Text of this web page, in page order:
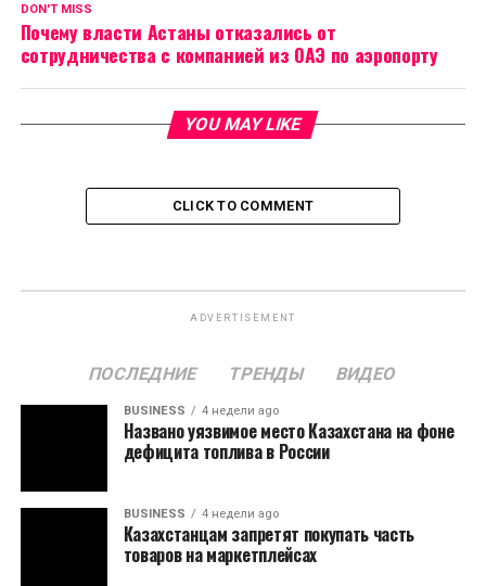
DON'T MISS
Почему власти Астаны отказались от
сотрудничества с компанией из ОАЭ по аэропорту
YOU MAY LIKE
CLICK TO COMMENT
ADVERTISEMENT
ПОСЛЕДНИЕ ТРЕНДЫ ВИДЕО
BUSINESS 4 недели ago
Названо уязвимое место Казахстана на фоне
дефицита топлива в России
BUSINESS 4 недели ago
Казахстанцам запретят покупать часть
товаров на маркетплейсах